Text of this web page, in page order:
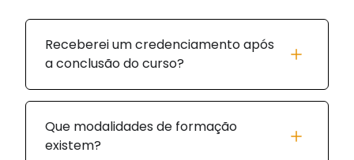
Receberei um credenciamento após
a conclusão do curso?
Que modalidades de formação
existem?